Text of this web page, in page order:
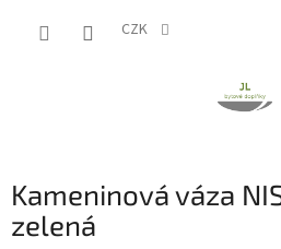
CZK
Kameninová váza
zelená